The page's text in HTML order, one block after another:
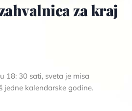
za kraj
18: 30 sati, sveta je misa
jedne kalendarske godine.